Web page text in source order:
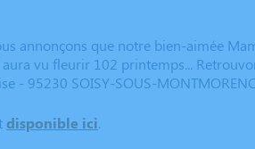
annonçons que notre bien-aimée
vu fleurir 102 printemps...
- 95230 SOISY-SOUS-
disponible ici.